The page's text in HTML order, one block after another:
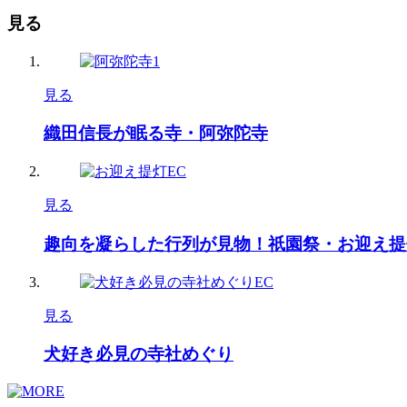
見る
見る
織田信長が眠る寺・阿弥陀寺
見る
趣向を凝らした行列が見物！祇園祭・お迎え
見る
犬好き必見の寺社めぐり